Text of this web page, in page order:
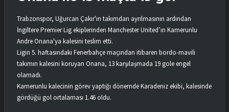
Trabzonspor, Uğurcan Çakır'ın takımdan ayrılmasının ardından
İngiltere Premier Lig ekiplerinden Manchester United’ın Kamerunlu
Andre Onana'ya kalesini teslim etti.
Ligin 5. haftasındaki Fenerbahçe maçından itibaren bordo-mavili
takımın kalesini koruyan Onana, 13 karşılaşmada 19 gole engel
olamadı.
Kamerunlu kalecinin görev yaptığı dönemde Karadeniz ekibi, kalesinde
gördüğü gol ortalaması 1.46 oldu.